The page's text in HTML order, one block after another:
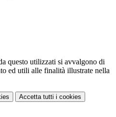
questo utilizzati si avvalgono di
ed utili alle finalità illustrate nella
Accetta tutti i cookies